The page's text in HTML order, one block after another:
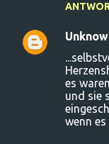
es
und sie
wenn